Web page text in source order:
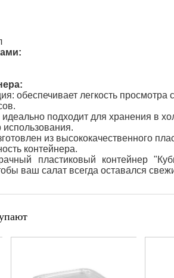
обеспечивает легкость
подходит для хранения в
использования.
из высококачественного
контейнера.
пластиковый контейнер
ваш салат всегда оставался